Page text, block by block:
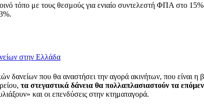
τόπο με τους θεσμούς για ενιαίο συντελεστή ΦΠΑ στο
στην Ελλάδα
δανείων που θα αναστήσει την αγορά ακινήτων, που είναι η
τα στεγαστικά δάνεια θα πολλαπλασιαστούν τα
και οι επενδύσεις στην κτηματαγορά.